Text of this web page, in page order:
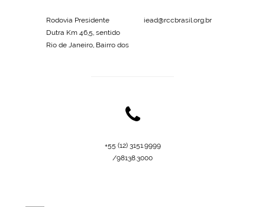
Rodovia Presidente
Dutra Km 46,5, sentido
Rio de Janeiro, Bairro dos
iead@rccbrasil.org.br
+55 (12) 3151.9999
/98138.3000